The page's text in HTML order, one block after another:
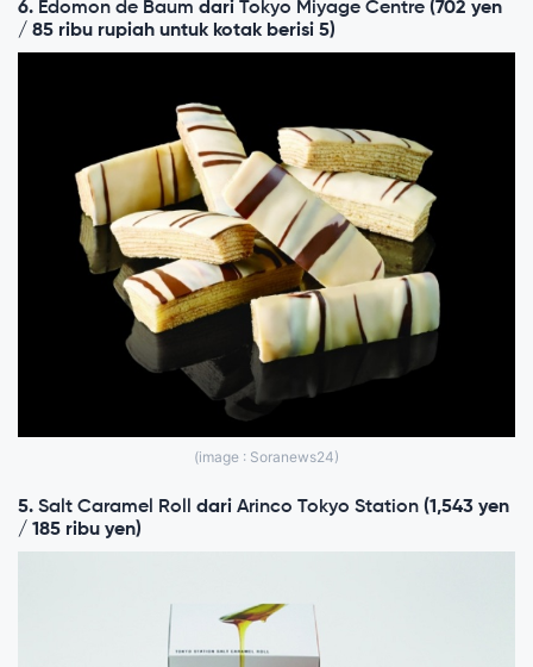
6. Edomon de Baum dari Tokyo Miyage Centre (702 yen
/ 85 ribu rupiah untuk kotak berisi 5)
(image : Soranews24)
5. Salt Caramel Roll dari Arinco Tokyo Station (1,543 yen
/ 185 ribu yen)